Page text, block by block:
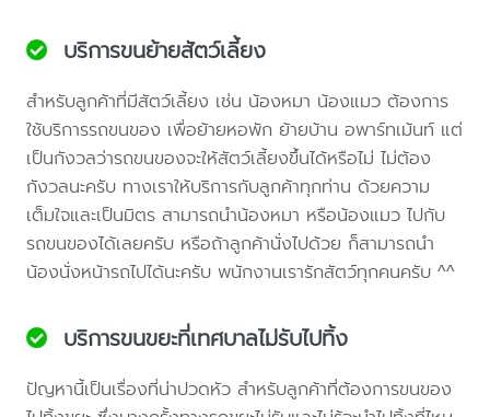
บริการขนย้ายสัตว์เลี้ยง
สำหรับลูกค้าที่มีสัตว์เลี้ยง เช่น น้องหมา น้องแมว ต้องการ
ใช้บริการรถขนของ เพื่อย้ายหอพัก ย้ายบ้าน อพาร์ทเม้นท์ แต่
เป็นกังวลว่ารถขนของจะให้สัตว์เลี้ยงขึ้นได้หรือไม่ ไม่ต้อง
กังวลนะครับ ทางเราให้บริการกับลูกค้าทุกท่าน ด้วยความ
เต็มใจและเป็นมิตร สามารถนำน้องหมา หรือน้องแมว ไปกับ
รถขนของได้เลยครับ หรือถ้าลูกค้านั่งไปด้วย ก็สามารถนำ
น้องนั่งหน้ารถไปได้นะครับ พนักงานเรารักสัตว์ทุกคนครับ ^^
บริการขนขยะที่เทศบาลไม่รับไปทิ้ง
ปัญหานี้เป็นเรื่องที่น่าปวดหัว สำหรับลูกค้าที่ต้องการขนของ